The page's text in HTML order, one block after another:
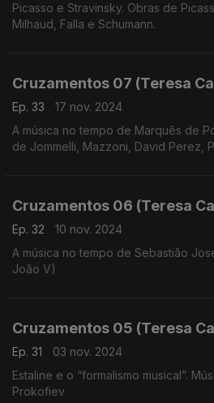
Picasso e Stravinsky. Obras de
Milhaud, Falla e Schumann.
Cruzamentos 07 (Teresa
Ep. 33
17 nov. 2024
A música no tempo de Marquês de
de Jommelli, Mazzoni, David Perez,
Cruzamentos 06 (Teresa
Ep. 32
10 nov. 2024
A música no tempo de Sebastião
João V)
Cruzamentos 05 (Teresa
Ep. 31
03 nov. 2024
Estaline e o “formalismo musical”.
Prokofiev